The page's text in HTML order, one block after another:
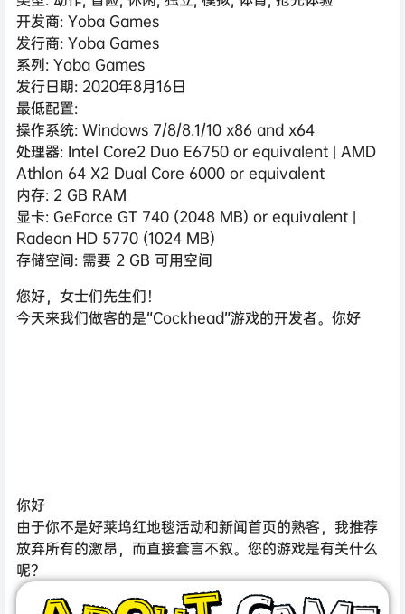
开发商: Yoba Games
发行商: Yoba Games
系列: Yoba Games
发行日期: 2020年8月16日
最低配置:
操作系统: Windows 7/8/8.1/10 x86 and x64
处理器: Intel Core2 Duo E6750 or equivalent | AMD
Athlon 64 X2 Dual Core 6000 or equivalent
内存: 2 GB RAM
显卡: GeForce GT 740 (2048 MB) or equivalent |
Radeon HD 5770 (1024 MB)
存储空间: 需要 2 GB 可用空间
您好，女士们先生们！
今天来我们做客的是“Cockhead”游戏的开发者。你好
你好
由于你不是好莱坞红地毯活动和新闻首页的熟客，我推荐
放弃所有的激昂，而直接套言不叙。您的游戏是有关什么
呢？